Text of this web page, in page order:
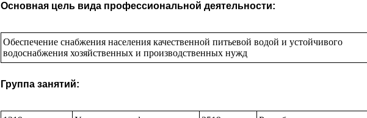
Основная цель вида профессиональной деятельности:
Обеспечение снабжения населения качественной питьевой водой и устойчивого
водоснабжения хозяйственных и производственных нужд
Группа занятий: